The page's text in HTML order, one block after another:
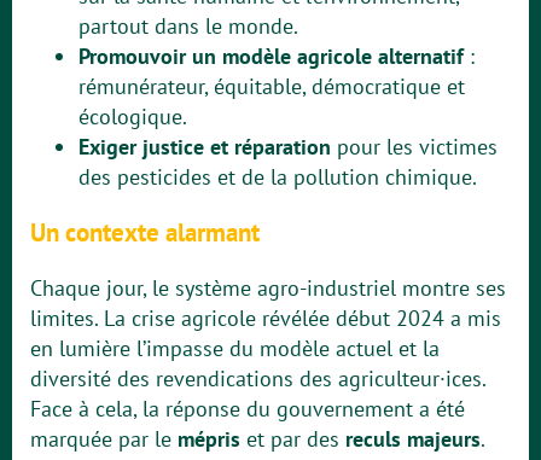
partout dans le monde.
Promouvoir un modèle agricole alternatif:
rémunérateur, équitable, démocratique et
écologique.
Exiger justice et réparation pour les victimes
des pesticides et de la pollution chimique.
Un contexte alarmant
Chaque jour, le système agro-industriel montre ses
limites. La crise agricole révélée début 2024 a mis
en lumière l’impasse du modèle actuel et la
diversité des revendications des agriculteur·ices.
Face à cela, la réponse du gouvernement a été
marquée par le mépris et par des reculs majeurs.